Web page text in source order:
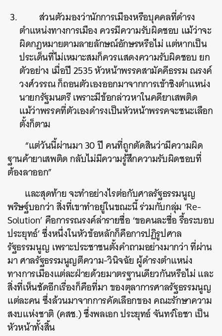
ส่วนตัวมองว่านักการเมืองหรือบุคคลที่ดำรง
ตำแหน่งทางการเมือง ควรมีความรับผิดชอบ แม้ว่าจะ
ผิดกฎหมายตามลายลักษณ์อักษรหรือไม่ แต่หากเป็น
ประเด็นที่ไม่เหมาะสมก็ควรแสดงความรับผิดชอบ ยก
ตัวอย่าง เมื่อปี 2535 หัวหน้าพรรคสามัคคีธรรม ณรงค์
วงศ์วรรณ ก็ถอนตัวเองออกมาจากการเข้าชิงตำแหน่ง
นายกรัฐมนตรี เพราะมีข้อกล่าวหาในคดียาเสพติด
แม้ว่าพรรคที่ตัวเองดำรงเป็นหัวหน้าพรรคจะชนะเลือก
ตั้งก็ตาม
“แต่วันนี้ผ่านมา 30 ปี คนที่ถูกตัดสินว่ามีความผิด
ฐานค้ายาเสพติด กลับไม่มีความรู้สึกความรับผิดชอบที่
ต้องลาออก”
และสุดท้าย จะทำอย่างไรต่อกับศาลรัฐธรรมนูญ
พริษฐ์บอกว่า สิ่งที่เขาทำอยู่ในขณะนี้ ร่วมกับกลุ่ม ‘Re-
Solution’ คือการรณรงค์ล่ารายชื่อ ‘ขอคนละชื่อ รื้อระบอบ
ประยุทธ์’ ซึ่งหนึ่งในหัวข้อหลักก็คือการปฏิรูปศาล
รัฐธรรมนูญ เพราะประชาชนตั้งคำถามอย่างมากว่า ที่ผ่าน
มา ศาลรัฐธรรมนูญตีความ-วินิจฉัย ผู้ดำรงตำแหน่ง
ทางการเมืองแต่ละฝ่ายด้วยมาตรฐานเดียวกันหรือไม่ และ
สิ่งที่เห็นชัดอีกเรื่องก็คือที่มา ของตุลาการศาลรัฐธรรมนูญ
แต่ละคน ซึ่งล้วนมาจากการคัดเลือกของ คณะรักษาความ
สงบแห่งชาติ (คสช.) ซึ่งพลเอก ประยุทธ์ จันทร์โอชา เป็น
หัวหน้าทั้งสิ้น
ค้นหา